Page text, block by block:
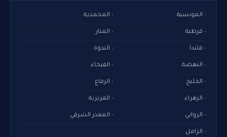
المونسية المحمدية
قرطبة المنار
قلندا الندوة
النهضة الفيحاء
الخليج الرفاع
الزهراء العزيزية
الروابي المعذر الشرقي
الزامل